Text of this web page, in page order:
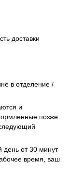
доставки
в отделение /
и
позже
день от 30 минут
время, ваш